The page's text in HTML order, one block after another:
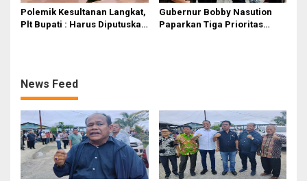
Polemik Kesultanan Langkat,
Plt Bupati : Harus Diputuskan
Gubernur Bobby Nasution
Paparkan Tiga Prioritas
News Feed